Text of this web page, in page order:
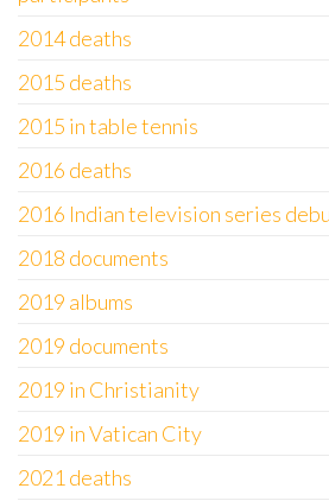
2014 deaths
2015 deaths
2015 in table tennis
2016 deaths
2016 Indian television series
2018 documents
2019 albums
2019 documents
2019 in Christianity
2019 in Vatican City
2021 deaths